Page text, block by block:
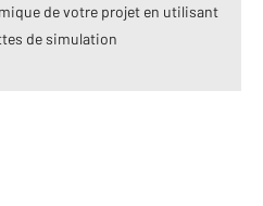
de votre projet en utilisant
de simulation